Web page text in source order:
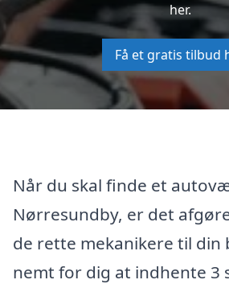
her.
Få et gratis tilbud
Når du skal finde et
Nørresundby, er det
de rette mekanikere til din
nemt for dig at indhente 3